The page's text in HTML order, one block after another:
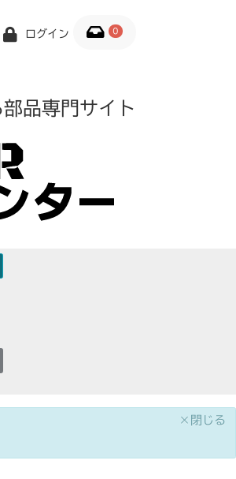
ログイン 0
品専門サイト
×閉じる